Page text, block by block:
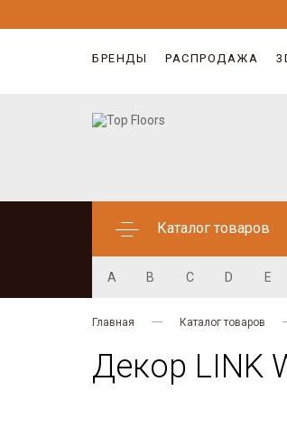
БРЕНДЫ РАСПРОДАЖА
Каталог товаров
A B C D E
Главная Каталог товаров
Декор LINK